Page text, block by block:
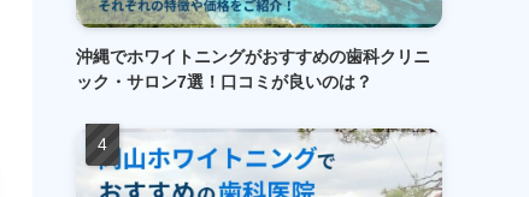
沖縄でホワイトニングがおすすめの歯科クリニ
ック・サロン7選！口コミが良いのは？